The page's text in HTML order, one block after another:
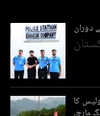
دوران
کا